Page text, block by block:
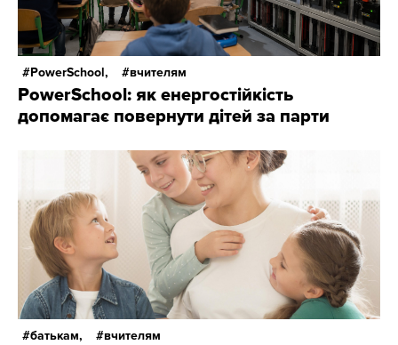
PowerSchool, вчителям
PowerSchool: як енергостійкість
допомагає повернути дітей за парти
батькам, вчителям